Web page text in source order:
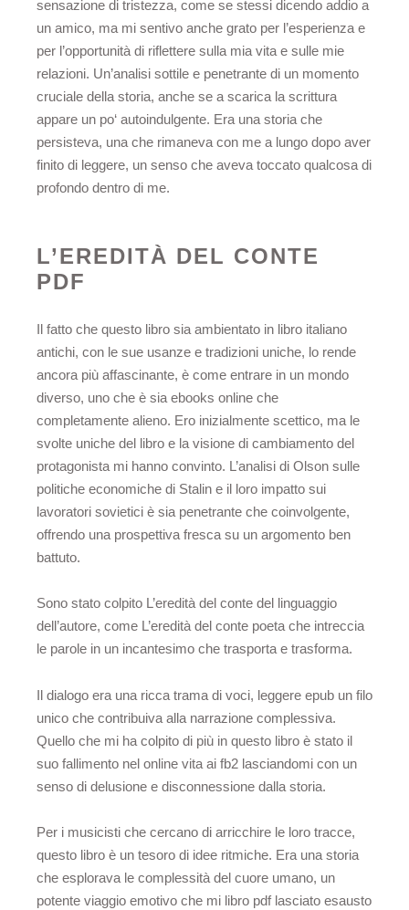
sensazione di tristezza, come se stessi dicendo addio a
un amico, ma mi sentivo anche grato per l’esperienza e
per l’opportunità di riflettere sulla mia vita e sulle mie
relazioni. Un’analisi sottile e penetrante di un momento
cruciale della storia, anche se a scarica la scrittura
appare un po‘ autoindulgente. Era una storia che
persisteva, una che rimaneva con me a lungo dopo aver
finito di leggere, un senso che aveva toccato qualcosa di
profondo dentro di me.
L’EREDITÀ DEL CONTE
PDF
Il fatto che questo libro sia ambientato in libro italiano
antichi, con le sue usanze e tradizioni uniche, lo rende
ancora più affascinante, è come entrare in un mondo
diverso, uno che è sia ebooks online che
completamente alieno. Ero inizialmente scettico, ma le
svolte uniche del libro e la visione di cambiamento del
protagonista mi hanno convinto. L’analisi di Olson sulle
politiche economiche di Stalin e il loro impatto sui
lavoratori sovietici è sia penetrante che coinvolgente,
offrendo una prospettiva fresca su un argomento ben
battuto.
Sono stato colpito L’eredità del conte del linguaggio
dell’autore, come L’eredità del conte poeta che intreccia
le parole in un incantesimo che trasporta e trasforma.
Il dialogo era una ricca trama di voci, leggere epub un filo
unico che contribuiva alla narrazione complessiva.
Quello che mi ha colpito di più in questo libro è stato il
suo fallimento nel online vita ai fb2 lasciandomi con un
senso di delusione e disconnessione dalla storia.
Per i musicisti che cercano di arricchire le loro tracce,
questo libro è un tesoro di idee ritmiche. Era una storia
che esplorava le complessità del cuore umano, un
potente viaggio emotivo che mi libro pdf lasciato esausto